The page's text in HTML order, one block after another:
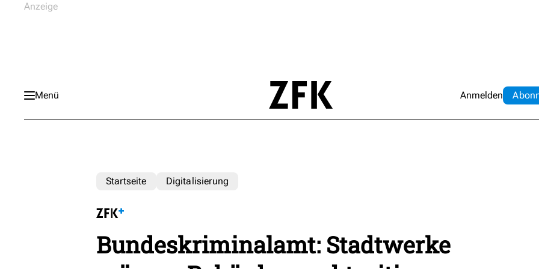
Menü Anmelden Abo
Startseite Digitalisierung
Bundeskriminalamt: Stadtwerke